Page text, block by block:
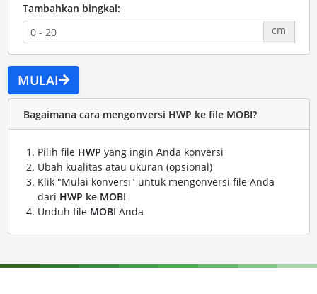
Tambahkan bingkai:
cm
MULAI
Bagaimana cara mengonversi HWP ke file MOBI?
Pilih file HWP yang ingin Anda konversi
Ubah kualitas atau ukuran (opsional)
Klik "Mulai konversi" untuk mengonversi file Anda
dari HWP ke MOBI
Unduh file MOBI Anda